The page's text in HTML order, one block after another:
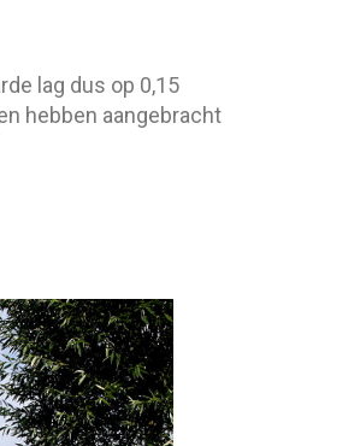
lag dus op 0,15
hebben aangebracht